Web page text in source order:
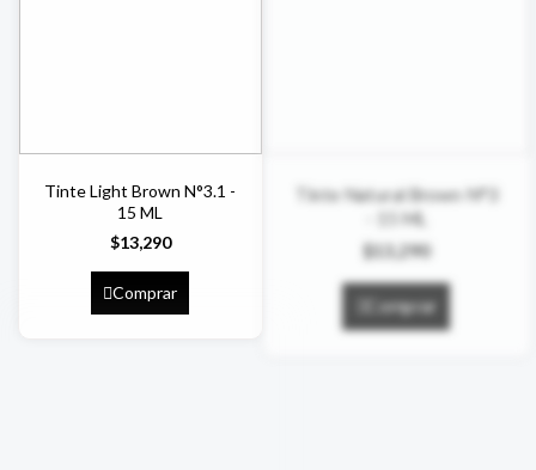
Tinte Light Brown N°3.1 -
15 ML
$13,290
Comprar
Tinte Natural Brown N°3
- 15 ML
$13,290
Comprar